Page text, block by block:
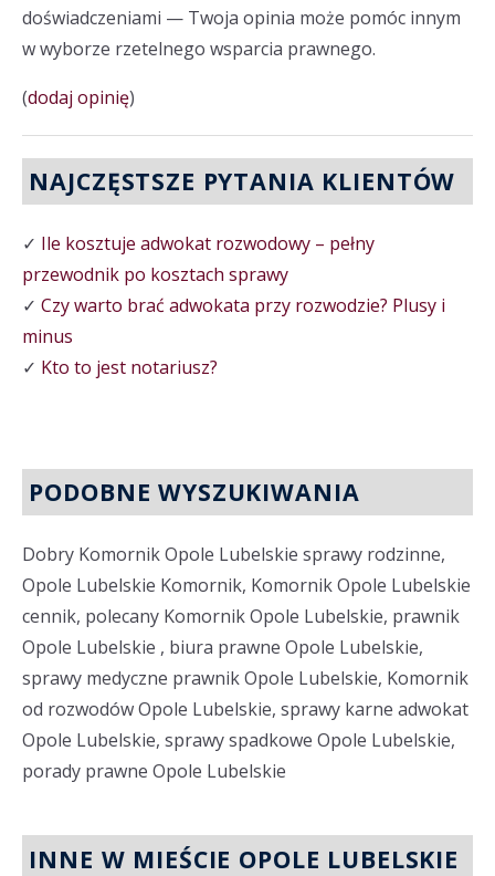
doświadczeniami — Twoja opinia może pomóc innym
w wyborze rzetelnego wsparcia prawnego.
(dodaj opinię)
NAJCZĘSTSZE PYTANIA KLIENTÓW
✓ Ile kosztuje adwokat rozwodowy – pełny
przewodnik po kosztach sprawy
✓ Czy warto brać adwokata przy rozwodzie? Plusy i
minus
✓ Kto to jest notariusz?
PODOBNE WYSZUKIWANIA
Dobry Komornik Opole Lubelskie sprawy rodzinne,
Opole Lubelskie Komornik, Komornik Opole Lubelskie
cennik, polecany Komornik Opole Lubelskie, prawnik
Opole Lubelskie , biura prawne Opole Lubelskie,
sprawy medyczne prawnik Opole Lubelskie, Komornik
od rozwodów Opole Lubelskie, sprawy karne adwokat
Opole Lubelskie, sprawy spadkowe Opole Lubelskie,
porady prawne Opole Lubelskie
INNE W MIEŚCIE OPOLE LUBELSKIE